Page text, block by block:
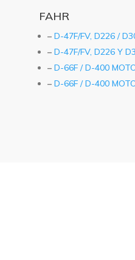
FAHR
– D-47F/FV, D226 /
– D-47F/FV, D226 Y
– D-66F / D-400
– D-66F / D-400